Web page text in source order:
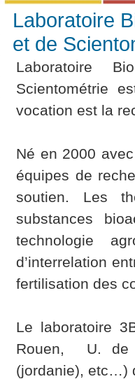
Laboratoire
et de
Laboratoire
Scientométrie
vocation est la
Né en 2000
équipes de
soutien. Les
substances
technologie
d’interrelation
fertilisation des
Le laboratoire
Rouen, U. de
(jordanie), etc…)